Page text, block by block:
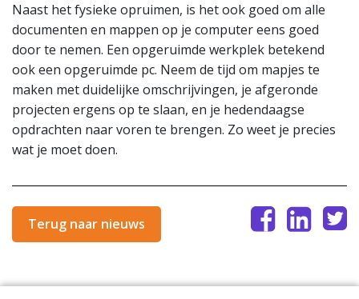
Naast het fysieke opruimen, is het ook goed om alle
documenten en mappen op je computer eens goed
door te nemen. Een opgeruimde werkplek betekend
ook een opgeruimde pc. Neem de tijd om mapjes te
maken met duidelijke omschrijvingen, je afgeronde
projecten ergens op te slaan, en je hedendaagse
opdrachten naar voren te brengen. Zo weet je precies
wat je moet doen.
Terug naar nieuws